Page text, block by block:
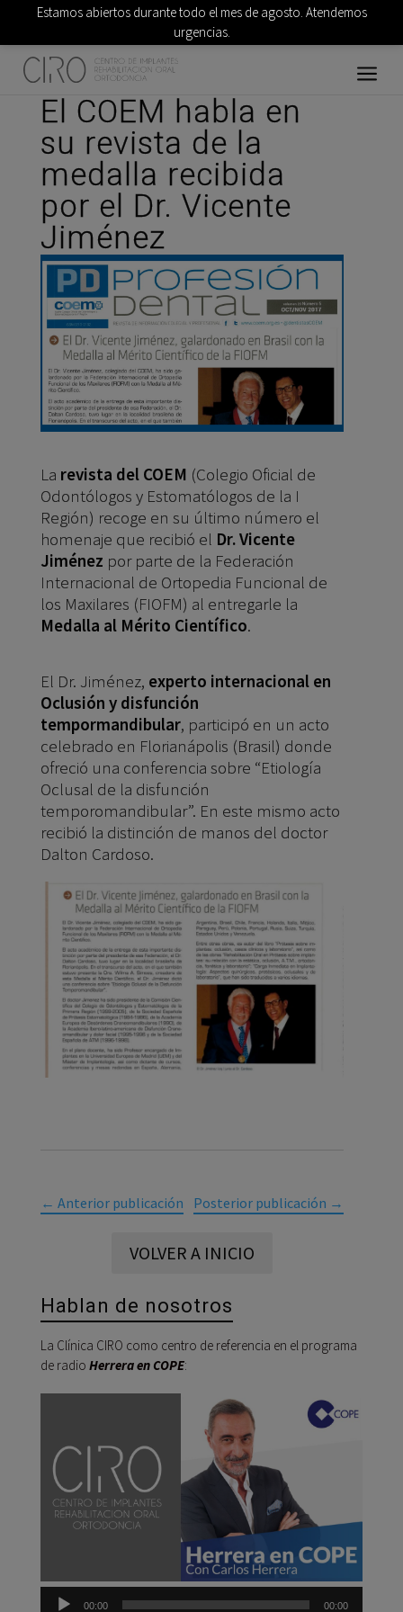
El COEM habla en
su revista de la
medalla recibida
por el Dr. Vicente
Jiménez
La revista del COEM (Colegio Oficial de
Odontólogos y Estomatólogos de la I
Región) recoge en su último número el
homenaje que recibió el Dr. Vicente
Jiménez por parte de la Federación
Internacional de Ortopedia Funcional de
los Maxilares (FIOFM) al entregarle la
Medalla al Mérito Científico.
El Dr. Jiménez, experto internacional en
Oclusión y disfunción
tempormandibular, participó en un acto
celebrado en Florianápolis (Brasil) donde
ofreció una conferencia sobre “Etiología
Oclusal de la disfunción
temporomandibular”. En este mismo acto
recibió la distinción de manos del doctor
Dalton Cardoso.
← Anterior publicación Posterior publicación →
VOLVER A INICIO
Hablan de nosotros
La Clínica CIRO como centro de referencia en el programa
de radio Herrera en COPE:
00:00 00:00
Estamos abiertos durante todo el mes de agosto. Atendemos
urgencias.